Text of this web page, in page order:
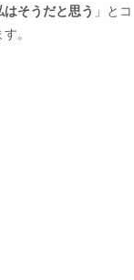
そうだと思う 」とコ
。